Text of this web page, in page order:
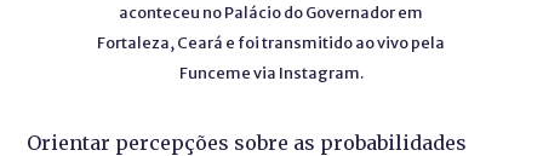
aconteceu no Palácio do Governador em
Fortaleza, Ceará e foi transmitido ao vivo pela
Funceme via Instagram.
Orientar percepções sobre as probabilidades